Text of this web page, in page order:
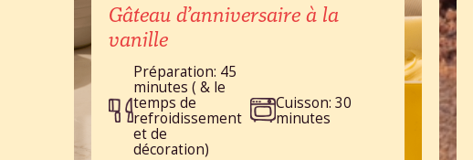
Gâteau d’anniversaire à la
vanille
Préparation: 45
minutes ( & le
temps de
refroidissement
et de
décoration)
Cuisson: 30
minutes